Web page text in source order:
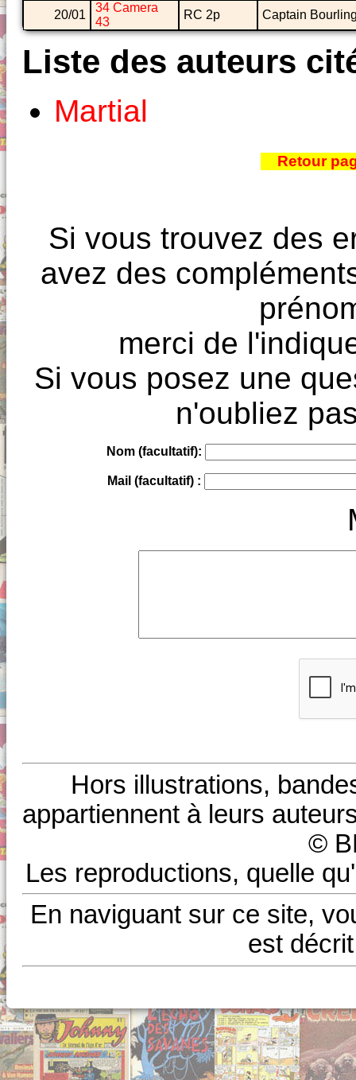
20/01
34 Camera
43
RC 2p Captain
Liste des auteurs
Martial
Retour
Si vous trouvez des
avez des
merci de
Si vous posez une
n'oubliez
Nom (facultatif):
Mail (facultatif) :
Hors illustrations,
appartiennent à leurs
©
Les reproductions, quelle
En naviguant sur ce site,
est